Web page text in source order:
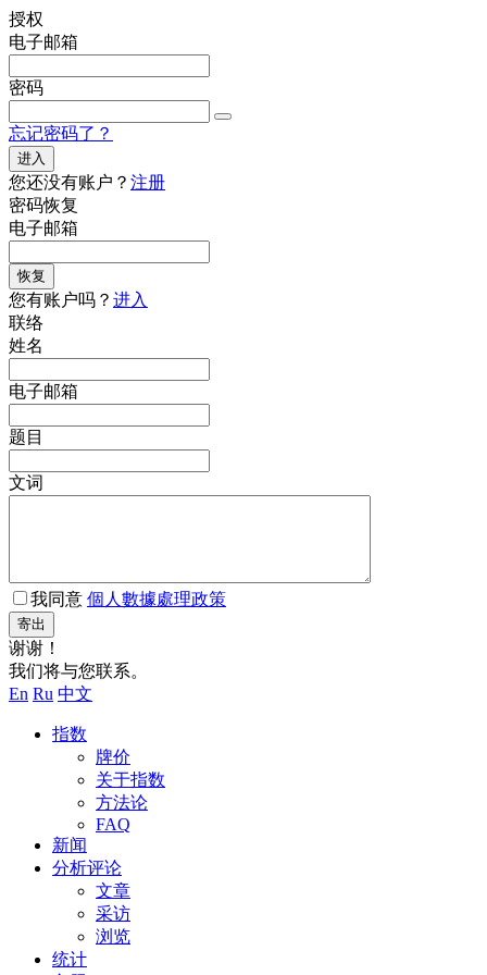
授权
电子邮箱
密码
忘记密码了？
进入
您还没有账户？ 注册
密码恢复
电子邮箱
恢复
您有账户吗？ 进入
联络
姓名
电子邮箱
题目
文词
我同意 個人數據處理政策
寄出
谢谢！
我们将与您联系。
En Ru 中文
指数
牌价
关于指数
方法论
FAQ
新闻
分析评论
文章
采访
浏览
统计